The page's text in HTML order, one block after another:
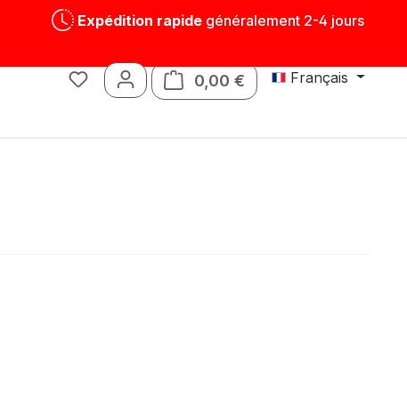
Expédition rapidegénéralement 2-4 jours
0,00 € Le panier contient 0
Français
Pièces détachées